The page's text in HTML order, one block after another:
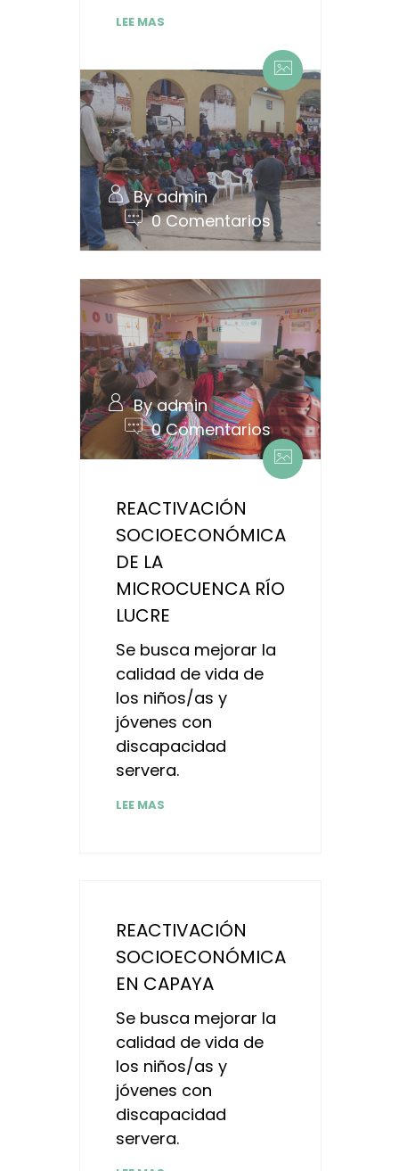
LEE MAS
By admin
0 Comentarios
By admin
0 Comentarios
REACTIVACIÓN
SOCIOECONÓMICA
DE LA
MICROCUENCA RÍO
LUCRE
Se busca mejorar la
calidad de vida de
los niños/as y
jóvenes con
discapacidad
servera.
LEE MAS
REACTIVACIÓN
SOCIOECONÓMICA
EN CAPAYA
Se busca mejorar la
calidad de vida de
los niños/as y
jóvenes con
discapacidad
servera.